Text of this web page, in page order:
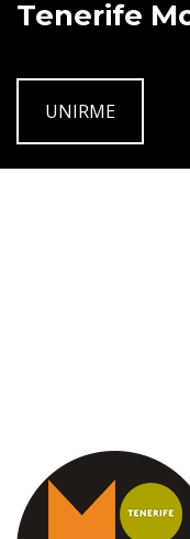
Tenerife
UNIRME